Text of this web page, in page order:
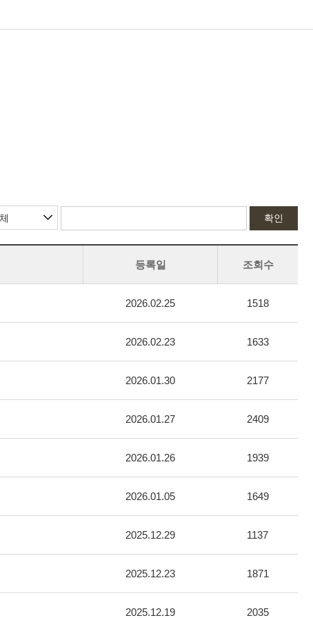
확인
등록일 조회수
2026.02.25 1518
2026.02.23 1633
2026.01.30 2177
2026.01.27 2409
2026.01.26 1939
2026.01.05 1649
2025.12.29 1137
2025.12.23 1871
2025.12.19 2035